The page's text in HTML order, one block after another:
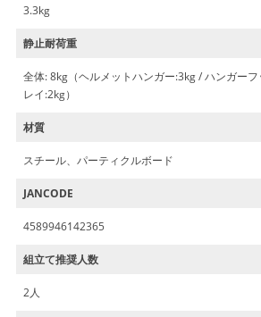
3.3kg
静止耐荷重
全体: 8kg（ヘルメットハンガー:3kg / ハンガー
レイ:2kg）
材質
スチール、パーティクルボード
JANCODE
4589946142365
組立て推奨人数
2人